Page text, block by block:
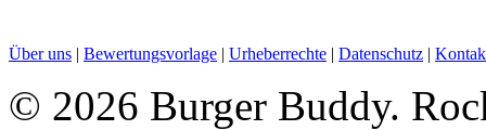
Über uns | Bewertungsvorlage | Urheberrechte | Datenschutz |
© 2026 Burger Buddy.